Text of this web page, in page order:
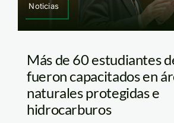
Noticias
Más de 60 estudiantes
fueron capacitados en
naturales protegidas e
hidrocarburos